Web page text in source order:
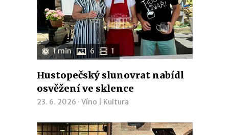
1 min 6 1
Hustopečský slunovrat nabídl
osvěžení ve sklence
23. 6. 2026 · Víno Kultura